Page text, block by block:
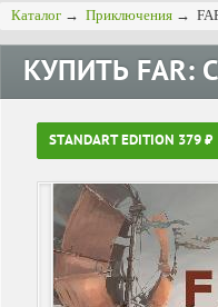
Каталог → Приключения →
КУПИТЬ FAR:
STANDART EDITION 379 ₽